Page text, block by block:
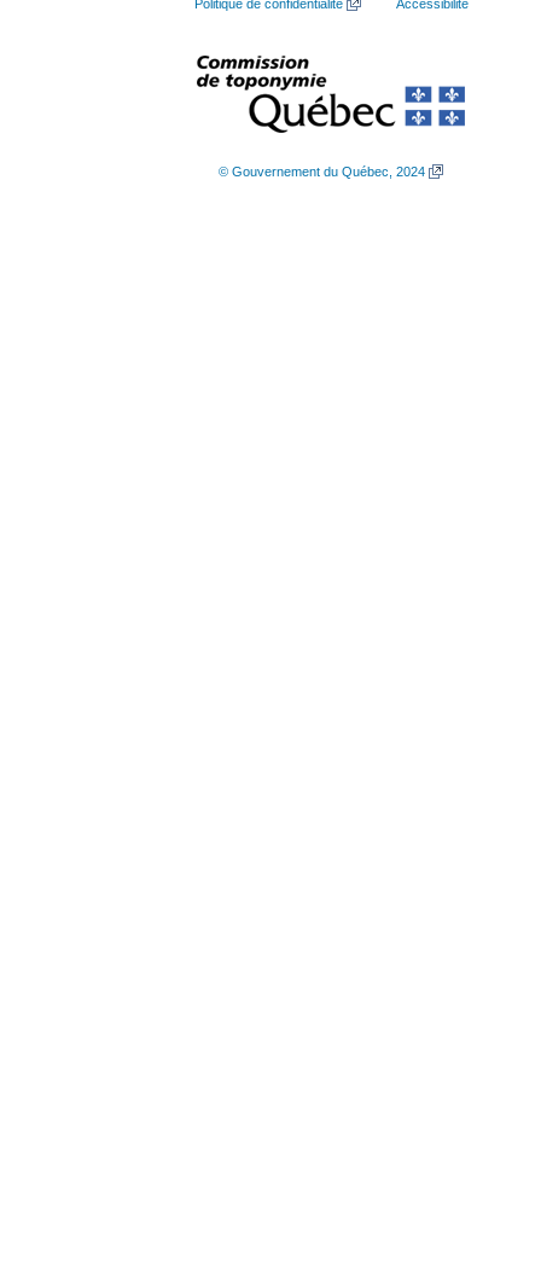
Politique de confidentialité
Accessibilité
© Gouvernement du Québec, 2024